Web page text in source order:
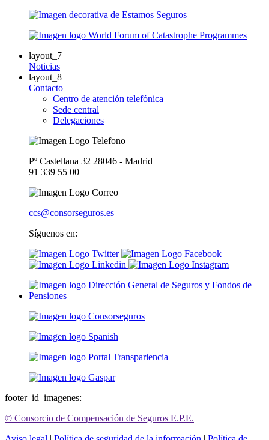
layout_7
Noticias
layout_8
Contacto
Centro de atención telefónica
Sede central
Delegaciones
Pº Castellana 32 28046 - Madrid
91 339 55 00
ccs@consorseguros.es
Síguenos en:
footer_id_imagenes:
© Consorcio de Compensación de Seguros E.P.E.